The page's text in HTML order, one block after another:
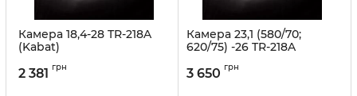
Камера 18,4-28 TR-218A
(Kabat)
2 381 грн
Камера 23,1 (580/70;
620/75) -26 TR-218A
Артикул:
3 650 грн